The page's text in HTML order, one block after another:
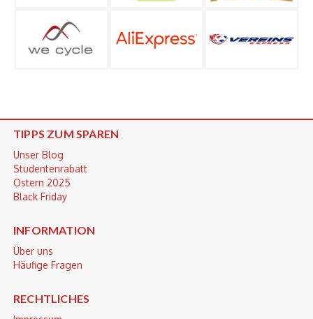
TIPPS ZUM SPAREN
Unser Blog
Studentenrabatt
Ostern 2025
Black Friday
INFORMATION
Über uns
Häufige Fragen
RECHTLICHES